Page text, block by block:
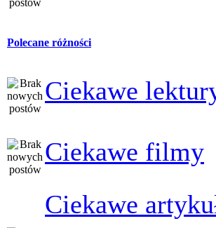
Polecane różności
Ciekawe
Ciekawe filmy
Ciekawe